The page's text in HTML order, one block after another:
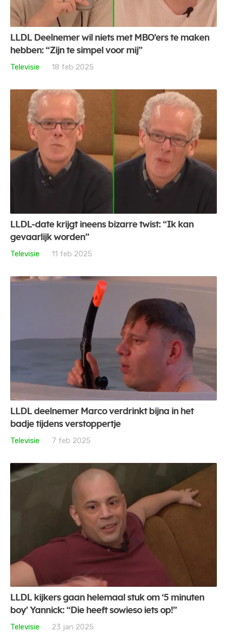
LLDL Deelnemer wil niets met MBO’ers te maken
hebben: “Zijn te simpel voor mij”
Televisie
18 feb 2025
LLDL-date krijgt ineens bizarre twist: “Ik kan
gevaarlijk worden”
Televisie
11 feb 2025
LLDL deelnemer Marco verdrinkt bijna in het
badje tijdens verstoppertje
Televisie
7 feb 2025
LLDL kijkers gaan helemaal stuk om ‘5 minuten
boy’ Yannick: “Die heeft sowieso iets op!”
Televisie
23 jan 2025